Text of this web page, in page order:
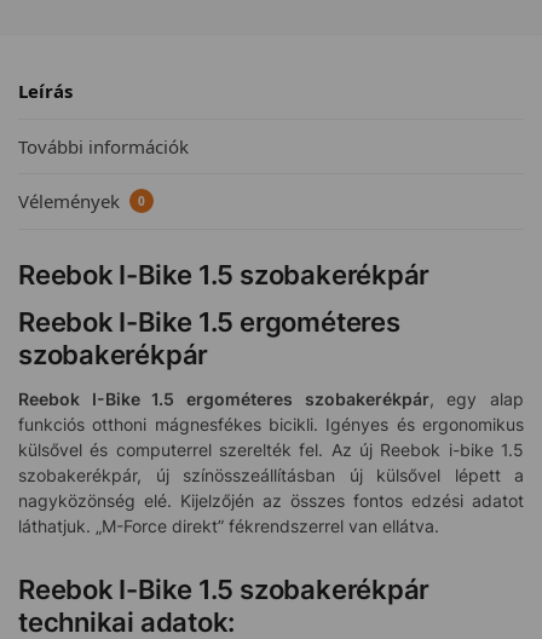
Leírás
További információk
Vélemények 0
Reebok I-Bike 1.5 szobakerékpár
Reebok I-Bike 1.5 ergométeres
szobakerékpár
Reebok I-Bike 1.5 ergométeres szobakerékpár, egy alap
funkciós otthoni mágnesfékes bicikli. Igényes és ergonomikus
külsővel és computerrel szerelték fel. Az új Reebok i-bike 1.5
szobakerékpár, új színösszeállításban új külsővel lépett a
nagyközönség elé. Kijelzőjén az összes fontos edzési adatot
láthatjuk. „M-Force direkt” fékrendszerrel van ellátva.
Reebok I-Bike 1.5 szobakerékpár
technikai adatok: